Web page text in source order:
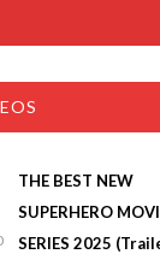
THE BEST NEW
SUPERHERO
SERIES 2025